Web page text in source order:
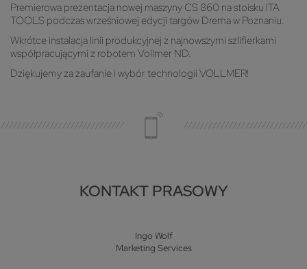
Premierowa prezentacja nowej maszyny CS 860 na stoisku ITA
TOOLS podczas wrześniowej edycji targów Drema w Poznaniu.
Wkrótce instalacja linii produkcyjnej z najnowszymi szlifierkami
współpracującymi z robotem Vollmer ND.
Dziękujemy za zaufanie i wybór technologii VOLLMER!
KONTAKT PRASOWY
Ingo Wolf
Marketing Services